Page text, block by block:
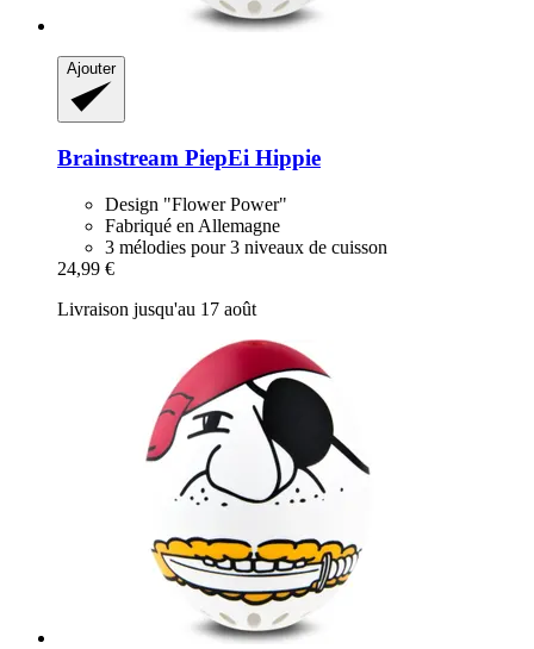
Ajouter
Brainstream PiepEi Hippie
Design "Flower Power"
Fabriqué en Allemagne
3 mélodies pour 3 niveaux de cuisson
24,99 €
Livraison jusqu'au 17 août